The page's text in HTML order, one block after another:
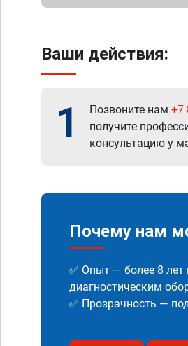
Ваши действия:
1 Позвоните нам +7
получите
консультацию у
Почему нам
✅ Опыт — более 8
диагностическим
✅ Прозрачность —